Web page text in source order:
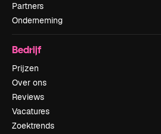
Partners
Onderneming
Bedrijf
Prijzen
Over ons
Reviews
Vacatures
Zoektrends